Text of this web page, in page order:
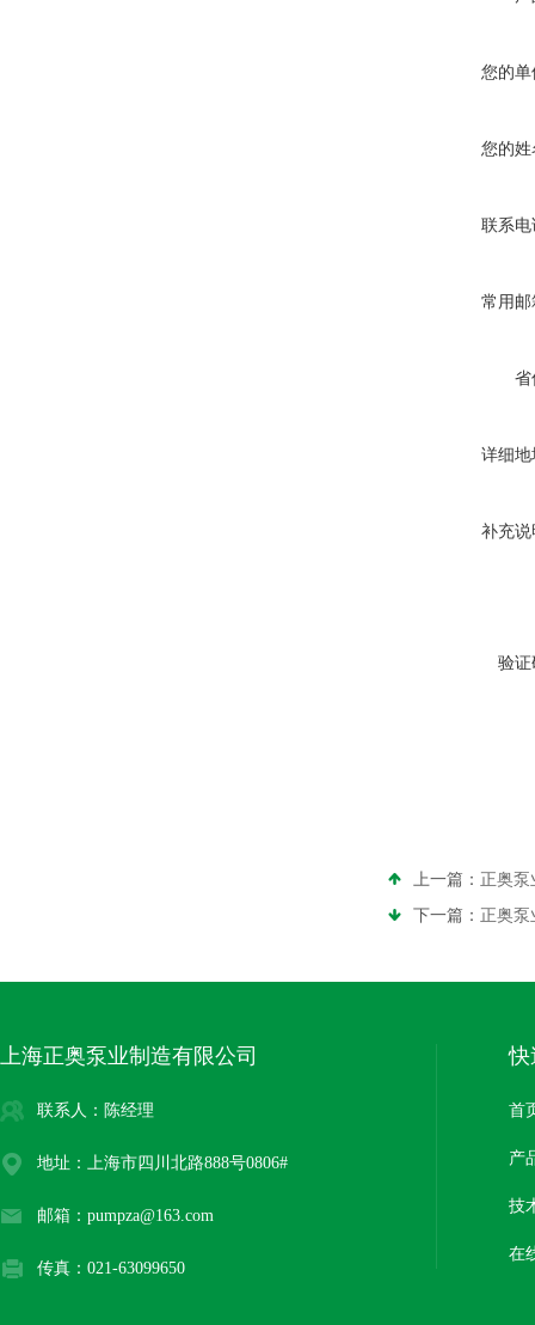
您的单
您的姓
联系电
常用邮
省
详细地
补充说
验证
上一篇： 正奥泵
下一篇： 正奥泵
上海正奥泵业制造有限公司
联系人：陈经理
地址：上海市四川北路888号0806#
邮箱：pumpza@163.com
传真：021-63099650
快
首
产
技
在